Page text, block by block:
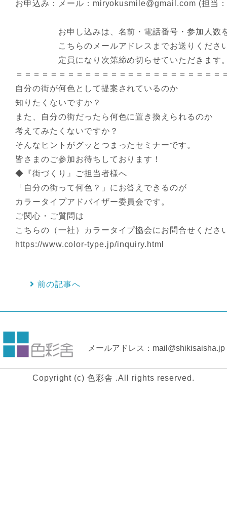
お申込み：メール：miryokusmile@gmail.com (担当
お申し込みは、名前・電話番号・参加人数を
こちらのメールアドレスまでお送りくださ
定員になり次第締め切らせていただきます
＝＝＝＝＝＝＝＝＝＝＝＝＝＝＝＝＝＝＝＝＝＝＝＝
自分の街が何色として提案されているのか
知りたくないですか？
また、自分の街だったら何色に置き換えられるのか
考えてみたくないですか？
そんなヒントがグッとつまったセミナーです。
皆さまのご参加お待ちしております！
◆『街づくり』ご担当者様へ
「自分の街って何色？」にお答えできるのが
カラータイプアドバイザー委員会です。
ご関心・ご質問は
こちらの（一社）カラータイプ協会にお問合せくださ
https://www.color-type.jp/inquiry.html
前の記事へ
メールアドレス：mail@shikisaisha.jp
Copyright (c) 色彩舎 .All rights reserved.